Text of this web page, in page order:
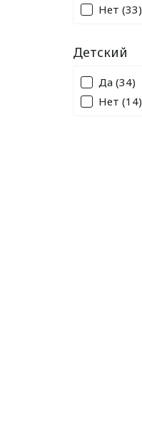
Нет (33)
Детский
Да (34)
Нет (14)